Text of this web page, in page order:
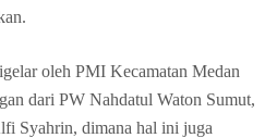
oleh PMI Kecamatan Medan
dari PW Nahdatul Waton Sumut,
Syahrin, dimana hal ini juga